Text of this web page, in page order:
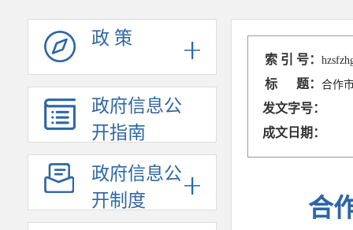
政 策
政府信息公
开指南
政府信息公
开制度
索 引 号：
标 题：合作
发文字号：
成文日期：
合